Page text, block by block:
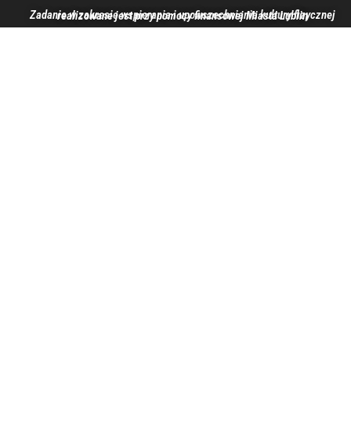
Zadanie w zakresie wspierania i upowszechniania kultury fizycznej realizowane jest przy pomocy finansowej Miasta Lublin